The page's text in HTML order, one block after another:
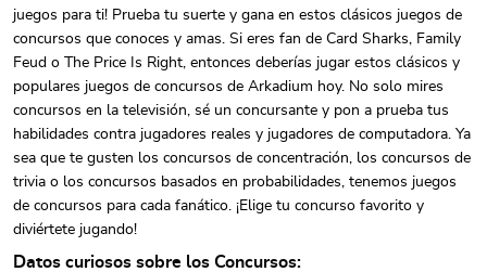
juegos para ti! Prueba tu suerte y gana en estos clásicos juegos de
concursos que conoces y amas. Si eres fan de Card Sharks, Family
Feud o The Price Is Right, entonces deberías jugar estos clásicos y
populares juegos de concursos de Arkadium hoy. No solo mires
concursos en la televisión, sé un concursante y pon a prueba tus
habilidades contra jugadores reales y jugadores de computadora. Ya
sea que te gusten los concursos de concentración, los concursos de
trivia o los concursos basados en probabilidades, tenemos juegos
de concursos para cada fanático. ¡Elige tu concurso favorito y
diviértete jugando!
Datos curiosos sobre los Concursos: